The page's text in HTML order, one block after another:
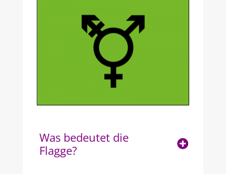
Was bedeutet die
Flagge?